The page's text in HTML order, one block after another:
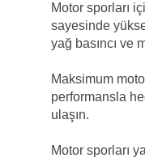
Motor sporları
sayesinde
yağ basıncı ve
Maksimum
performansla
ulaşın.
Motor sporları